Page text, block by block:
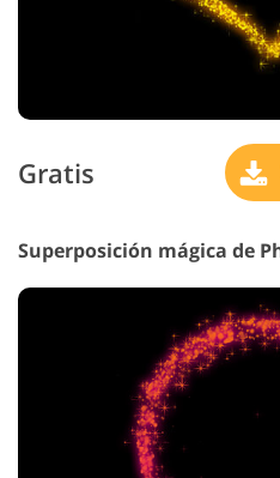
Gratis